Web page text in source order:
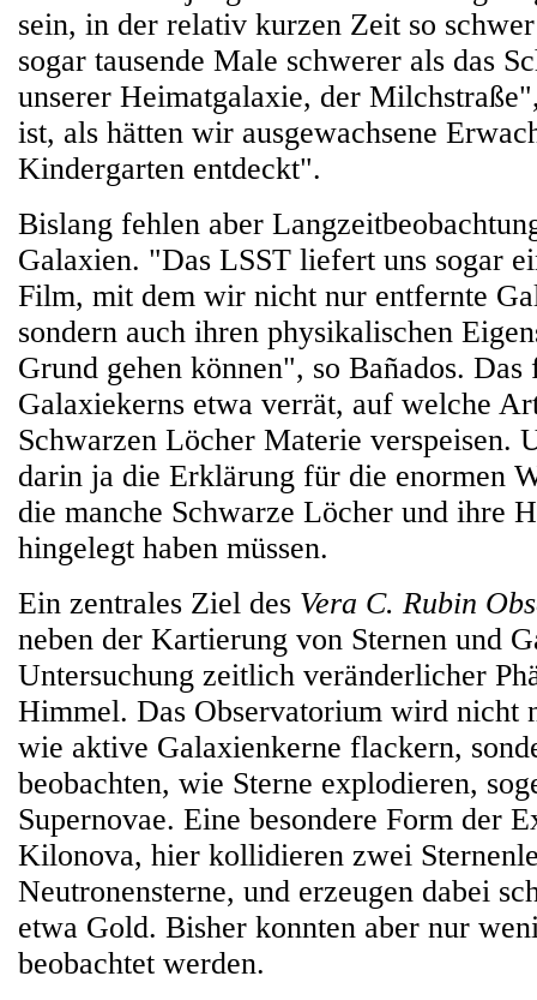
sein, in der relativ kurzen Zeit so
sogar tausende Male schwerer als das
unserer Heimatgalaxie, der
ist, als hätten wir ausgewachsene
Kindergarten entdeckt".
Bislang fehlen aber
Galaxien. "Das LSST liefert uns sogar
Film, mit dem wir nicht nur entfernte
sondern auch ihren physikalischen
Grund gehen können", so Bañados.
Galaxiekerns etwa verrät, auf welche
Schwarzen Löcher Materie verspeisen.
darin ja die Erklärung für die enormen
die manche Schwarze Löcher und ihre
hingelegt haben müssen.
Ein zentrales Ziel des Vera C. Rubin
neben der Kartierung von Sternen und
Untersuchung zeitlich veränderlicher
Himmel. Das Observatorium wird nicht
wie aktive Galaxienkerne flackern,
beobachten, wie Sterne explodieren,
Supernovae. Eine besondere Form der
Kilonova, hier kollidieren zwei
Neutronensterne, und erzeugen dabei
etwa Gold. Bisher konnten aber nur
beobachtet werden.